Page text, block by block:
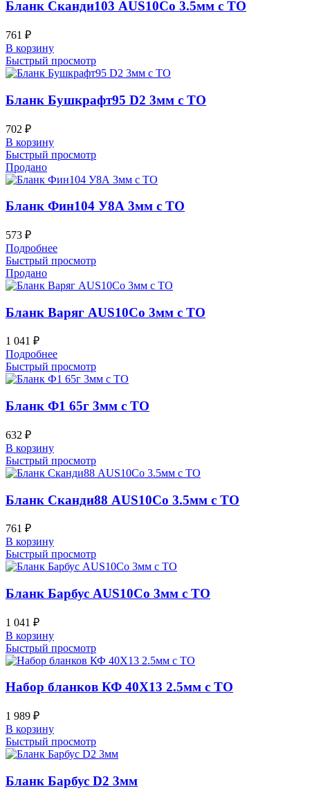
Бланк Сканди103 AUS10Co 3.5мм с ТО
761 ₽
В корзину
Быстрый просмотр
Бланк Бушкрафт95 D2 3мм с ТО
702 ₽
В корзину
Быстрый просмотр
Продано
Бланк Фин104 У8А 3мм с ТО
573 ₽
Подробнее
Быстрый просмотр
Продано
Бланк Варяг AUS10Co 3мм с ТО
1 041 ₽
Подробнее
Быстрый просмотр
Бланк Ф1 65г 3мм с ТО
632 ₽
В корзину
Быстрый просмотр
Бланк Сканди88 AUS10Co 3.5мм с ТО
761 ₽
В корзину
Быстрый просмотр
Бланк Барбус AUS10Co 3мм с ТО
1 041 ₽
В корзину
Быстрый просмотр
Набор бланков КФ 40Х13 2.5мм с ТО
1 989 ₽
В корзину
Быстрый просмотр
Бланк Барбус D2 3мм